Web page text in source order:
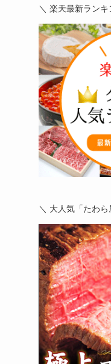
＼ 楽天最新ラン
＼ 大人気「たわ